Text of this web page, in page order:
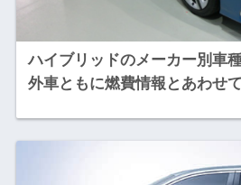
ハイブリッドのメーカー別車
外車ともに燃費情報とあわせ